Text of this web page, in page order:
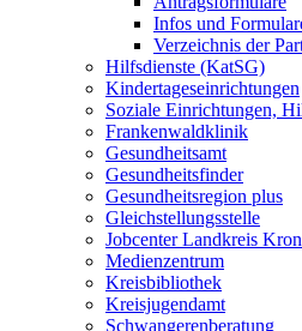
Infos und
Verzeichnis der
Hilfsdienste (KatSG)
Kindertageseinrichtungen
Soziale Einrichtungen,
Frankenwaldklinik
Gesundheitsamt
Gesundheitsfinder
Gesundheitsregion plus
Gleichstellungsstelle
Jobcenter Landkreis
Medienzentrum
Kreisbibliothek
Kreisjugendamt
Schwangerenberatung